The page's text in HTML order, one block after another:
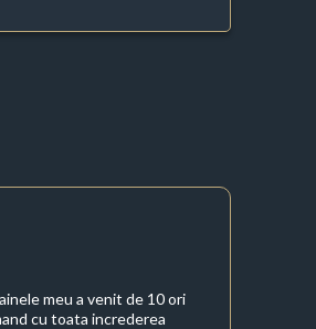
meu a venit de 10 ori
cu toata increderea